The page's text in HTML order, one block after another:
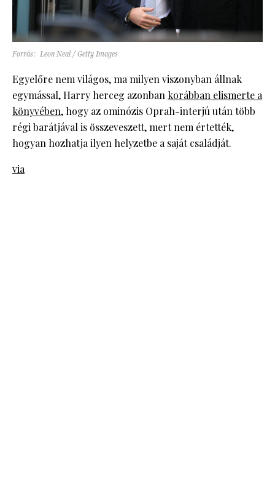
Forrás: Leon Neal / Getty Images
Egyelőre nem világos, ma milyen viszonyban állnak
egymással, Harry herceg azonban korábban elismerte a
könyvében, hogy az ominózis Oprah-interjú után több
régi barátjával is összeveszett, mert nem értették,
hogyan hozhatja ilyen helyzetbe a saját családját.
via